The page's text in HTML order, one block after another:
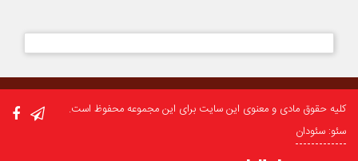
کلیه حقوق مادی و معنوی این سایت برای این مجموعه محفوظ است.
سئو: سئودان